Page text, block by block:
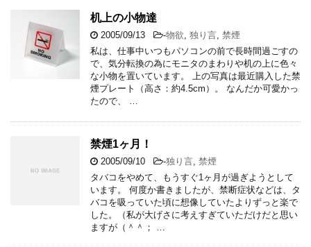
机上の小物達
2005/09/13 -物欲, 独り言, 禁煙
私は、仕事中いつもパソコンの前で長時間過ごすの
で、気分転換の為にモニタのまわりや机の上に色々
な小物を置いています。 上の写真は最近購入した禁
煙プレート（高さ：約4.5cm）。 なんだか可愛かっ
たので、 …
禁煙1ヶ月！
2005/09/10 -独り言, 禁煙
タバコをやめて、もうすぐ1ヶ月が過ぎようとして
います。 何度か書きましたが、禁断症状などは、タ
バコを吸っていた頃に想像していたよりずっと楽で
した。（私が大げさに考えすぎていただけだと思い
ますが（＾＾； …